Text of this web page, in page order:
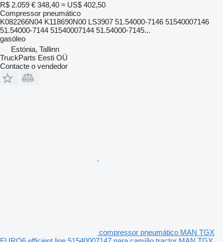
R$ 2.059 € 348,40 ≈ US$ 402,50
Compressor pneumático
K082266N04 K118690N00 LS3907 51.54000-7146 51540007146
51.54000-7144 51540007144 51.54000-7145...
gasóleo
Estónia, Tallinn
TruckParts Eesti OÜ
Contacte o vendedor
compressor pneumático MAN TGX